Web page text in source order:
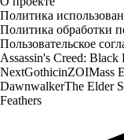
Политика
Политика обработки
Пользовательское
Assassin's Creed: Black
NextGothicinZOIMass
DawnwalkerThe Elder
Feathers